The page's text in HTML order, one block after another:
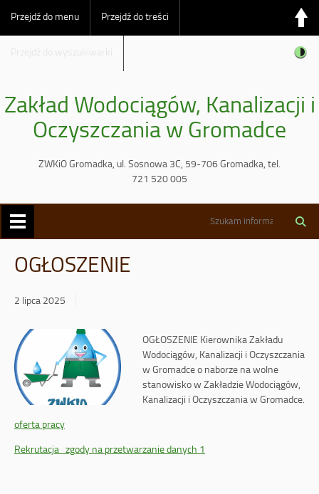
Przejdź do menu Przejdź do treści
Zakład Wodociągów, Kanalizacji i
Oczyszczania w Gromadce
ZWKiO Gromadka, ul. Sosnowa 3C, 59-706 Gromadka, tel.
721 520 005
OGŁOSZENIE
2 lipca 2025
OGŁOSZENIE Kierownika Zakładu
Wodociągów, Kanalizacji i Oczyszczania
w Gromadce o naborze na wolne
stanowisko w Zakładzie Wodociągów,
Kanalizacji i Oczyszczania w Gromadce.
oferta pracy
Rekrutacja_zgody na przetwarzanie danych 1